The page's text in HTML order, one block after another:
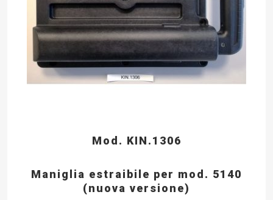
Mod. KIN.1306
Maniglia estraibile per mod. 5140
(nuova versione)